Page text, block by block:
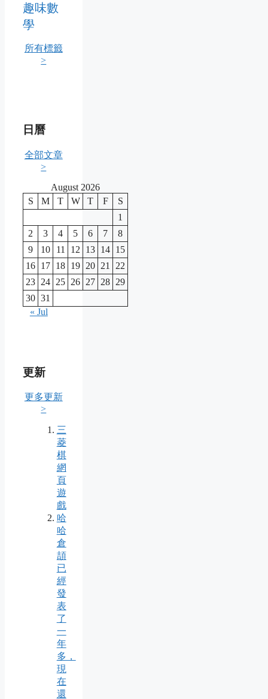
趣味數
學
所有標籤
>
日曆
全部文章
>
August 2026
S
M T W T F
S
1
2
3 4 5 6 7
8
9
10 11 12 13 14 15
16 17 18 19 20 21
22
23 24 25 26 27 28 29
30 31
« Jul
更新
更多更新
>
三
菱
棋
網
頁
遊
戲
哈
哈
倉
頡
已
經
發
表
了
一
年
多，
現
在
還